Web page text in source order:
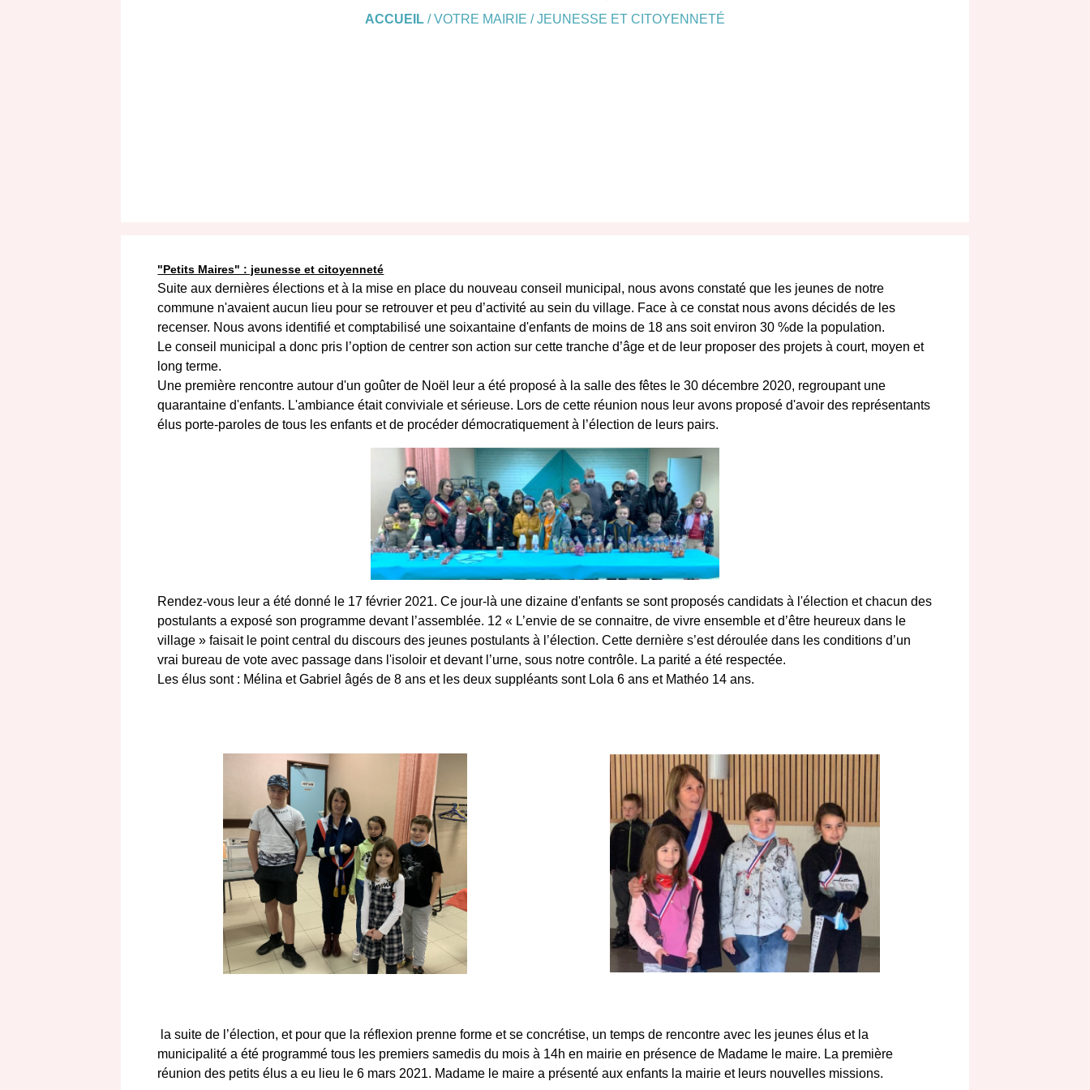
ACCUEIL /VOTRE MAIRIE /JEUNESSE ET CITOYENNETÉ
"Petits Maires" : jeunesse et citoyenneté
Suite aux dernières élections et à la mise en place du nouveau conseil municipal, nous avons constaté que les jeunes de notre
commune n'avaient aucun lieu pour se retrouver et peu d’activité au sein du village. Face à ce constat nous avons décidés de les
recenser. Nous avons identifié et comptabilisé une soixantaine d'enfants de moins de 18 ans soit environ 30 %de la population.
Le conseil municipal a donc pris l’option de centrer son action sur cette tranche d’âge et de leur proposer des projets à court, moyen et
long terme.
Une première rencontre autour d'un goûter de Noël leur a été proposé à la salle des fêtes le 30 décembre 2020, regroupant une
quarantaine d'enfants. L'ambiance était conviviale et sérieuse. Lors de cette réunion nous leur avons proposé d'avoir des représentants
élus porte-paroles de tous les enfants et de procéder démocratiquement à l’élection de leurs pairs.
Rendez-vous leur a été donné le 17 février 2021. Ce jour-là une dizaine d'enfants se sont proposés candidats à l'élection et chacun des
postulants a exposé son programme devant l’assemblée. 12 « L’envie de se connaitre, de vivre ensemble et d’être heureux dans le
village » faisait le point central du discours des jeunes postulants à l’élection. Cette dernière s’est déroulée dans les conditions d’un
vrai bureau de vote avec passage dans l'isoloir et devant l’urne, sous notre contrôle. La parité a été respectée.
Les élus sont : Mélina et Gabriel âgés de 8 ans et les deux suppléants sont Lola 6 ans et Mathéo 14 ans.
la suite de l’élection, et pour que la réflexion prenne forme et se concrétise, un temps de rencontre avec les jeunes élus et la
municipalité a été programmé tous les premiers samedis du mois à 14h en mairie en présence de Madame le maire. La première
réunion des petits élus a eu lieu le 6 mars 2021. Madame le maire a présenté aux enfants la mairie et leurs nouvelles missions.